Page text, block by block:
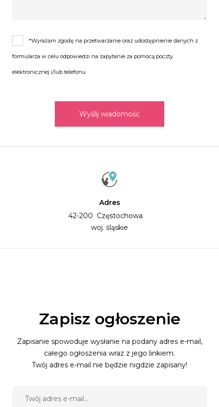
*Wyrażam zgodę na przetwarzanie oraz udostępnienie danych z
formularza w celu odpowiedzi na zapytanie za pomocą poczty
elektronicznej i/lub telefonu
Wyślij wiadomość
Adres
42-200 Częstochowa
woj. śląskie
Zapisz ogłoszenie
Zapisanie spowoduje wysłanie na podany adres e-mail,
całego ogłoszenia wraz z jego linkiem.
Twój adres e-mail nie będzie nigdzie zapisany!